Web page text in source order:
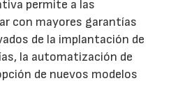
permite a las
con mayores garantías
de la implantación de
la automatización de
de nuevos modelos